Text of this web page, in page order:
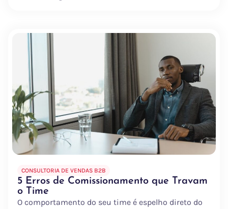
CONSULTORIA DE VENDAS B2B
5 Erros de Comissionamento que Travam
o Time
O comportamento do seu time é espelho direto do